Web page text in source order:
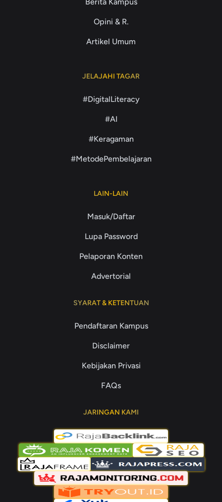
Opini & R.
Artikel Umum
JELAJAHI TAGAR
#DigitalLiteracy
#AI
#Keragaman
#MetodePembelajaran
LAIN-LAIN
Masuk/Daftar
Lupa Password
Pelaporan Konten
Advertorial
SYARAT & KETENTUAN
Pendaftaran Kampus
Disclaimer
Kebijakan Privasi
FAQs
JARINGAN KAMI